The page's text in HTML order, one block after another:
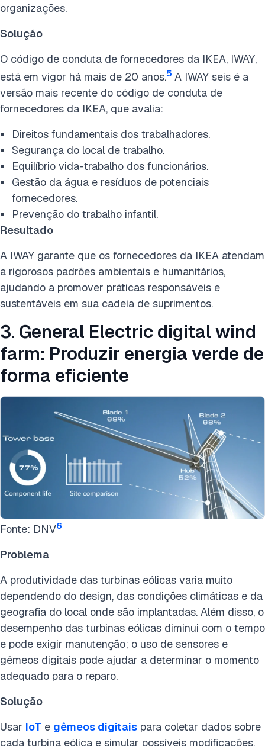
organizações.
Solução
O código de conduta de fornecedores da IKEA, IWAY,
está em vigor há mais de 20 anos.5 A IWAY seis é a
versão mais recente do código de conduta de
fornecedores da IKEA, que avalia:
Direitos fundamentais dos trabalhadores.
Segurança do local de trabalho.
Equilíbrio vida-trabalho dos funcionários.
Gestão da água e resíduos de potenciais
fornecedores.
Prevenção do trabalho infantil.
Resultado
A IWAY garante que os fornecedores da IKEA atendam
a rigorosos padrões ambientais e humanitários,
ajudando a promover práticas responsáveis e
sustentáveis em sua cadeia de suprimentos.
3. General Electric digital wind
farm: Produzir energia verde de
forma eficiente
Fonte: DNV6
Problema
A produtividade das turbinas eólicas varia muito
dependendo do design, das condições climáticas e da
geografia do local onde são implantadas. Além disso, o
desempenho das turbinas eólicas diminui com o tempo
e pode exigir manutenção; o uso de sensores e
gêmeos digitais pode ajudar a determinar o momento
adequado para o reparo.
Solução
Usar IoT e gêmeos digitais para coletar dados sobre
cada turbina eólica e simular possíveis modificações,